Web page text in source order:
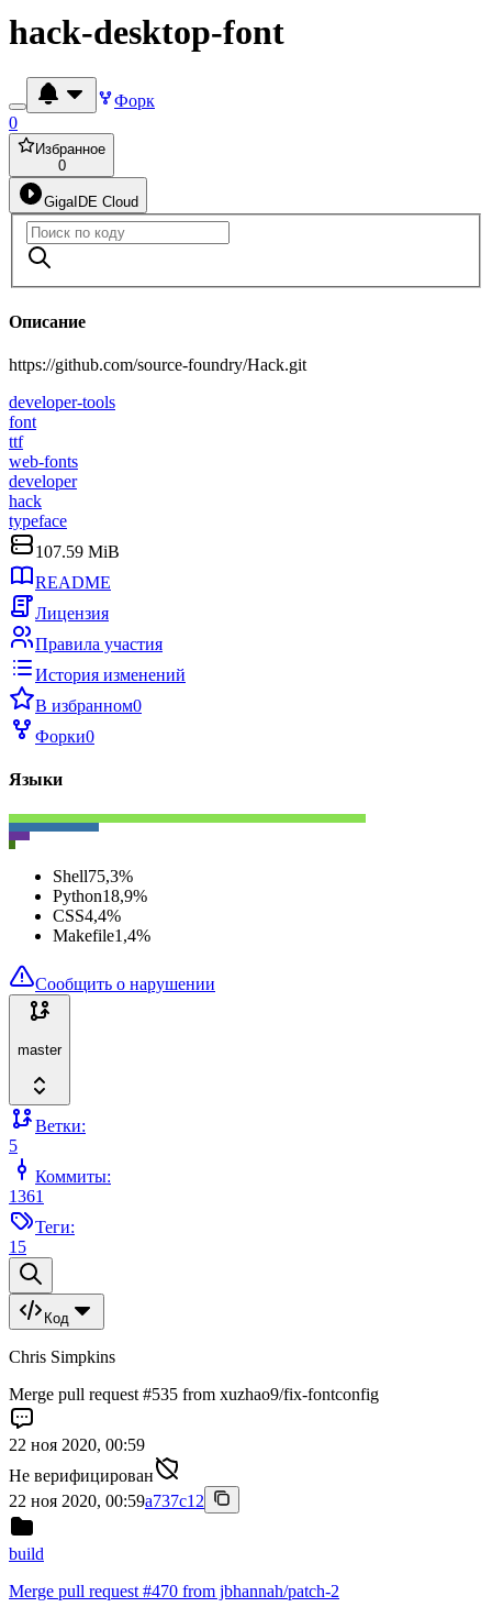
hack-desktop-font
Форк
0
Избранное
0
GigaIDE Cloud
Описание
https://github.com/source-foundry/Hack.git
developer-tools
font
ttf
web-fonts
developer
hack
typeface
107.59 MiB
README
Лицензия
Правила участия
История изменений
В избранном0
Форки0
Языки
Shell75,3%
Python18,9%
CSS4,4%
Makefile1,4%
Сообщить о нарушении
master
Ветки:
5
Коммиты:
1361
Теги:
15
Код
Chris Simpkins
Merge pull request #535 from xuzhao9/fix-fontconfig
22 ноя 2020, 00:59
Не верифицирован
22 ноя 2020, 00:59a737c12
build
Merge pull request #470 from jbhannah/patch-2